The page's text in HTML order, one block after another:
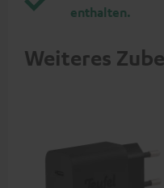
enthalten.
Weiteres